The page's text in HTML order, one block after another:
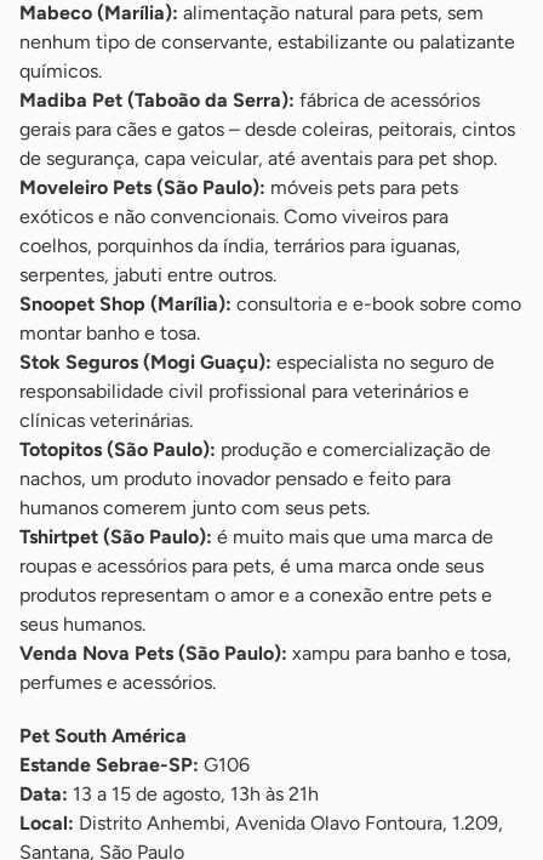
Mabeco (Marília): alimentação natural para pets, sem
nenhum tipo de conservante, estabilizante ou palatizante
químicos.
Madiba Pet (Taboão da Serra): fábrica de acessórios
gerais para cães e gatos – desde coleiras, peitorais, cintos
de segurança, capa veicular, até aventais para pet shop.
Moveleiro Pets (São Paulo): móveis pets para pets
exóticos e não convencionais. Como viveiros para
coelhos, porquinhos da índia, terrários para iguanas,
serpentes, jabuti entre outros.
Snoopet Shop (Marília): consultoria e e-book sobre como
montar banho e tosa.
Stok Seguros (Mogi Guaçu): especialista no seguro de
responsabilidade civil profissional para veterinários e
clínicas veterinárias.
Totopitos (São Paulo): produção e comercialização de
nachos, um produto inovador pensado e feito para
humanos comerem junto com seus pets.
Tshirtpet (São Paulo): é muito mais que uma marca de
roupas e acessórios para pets, é uma marca onde seus
produtos representam o amor e a conexão entre pets e
seus humanos.
Venda Nova Pets (São Paulo): xampu para banho e tosa,
perfumes e acessórios.
Pet South América
Estande Sebrae-SP: G106
Data: 13 a 15 de agosto, 13h às 21h
Local: Distrito Anhembi, Avenida Olavo Fontoura, 1.209,
Santana, São Paulo